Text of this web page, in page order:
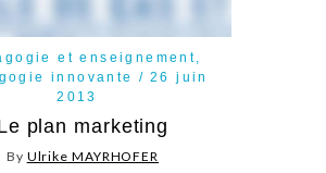
et enseignement,
innovante
26 juin
2013
plan marketing
By Ulrike MAYRHOFER